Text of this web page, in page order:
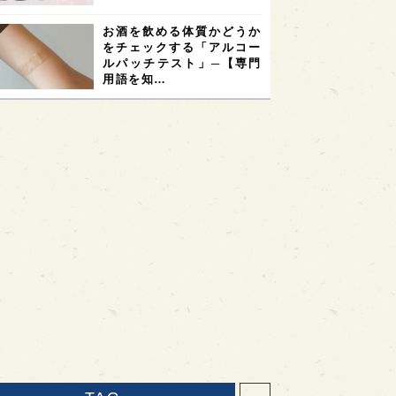
お酒を飲める体質かどうか
をチェックする「アルコー
ルパッチテスト」─【専門
用語を知…